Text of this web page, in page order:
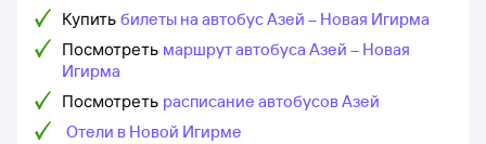
Купить билеты на автобус Азей – Новая Игирма
Посмотреть маршрут автобуса Азей – Новая
Игирма
Посмотреть расписание автобусов Азей
Отели в Новой Игирме